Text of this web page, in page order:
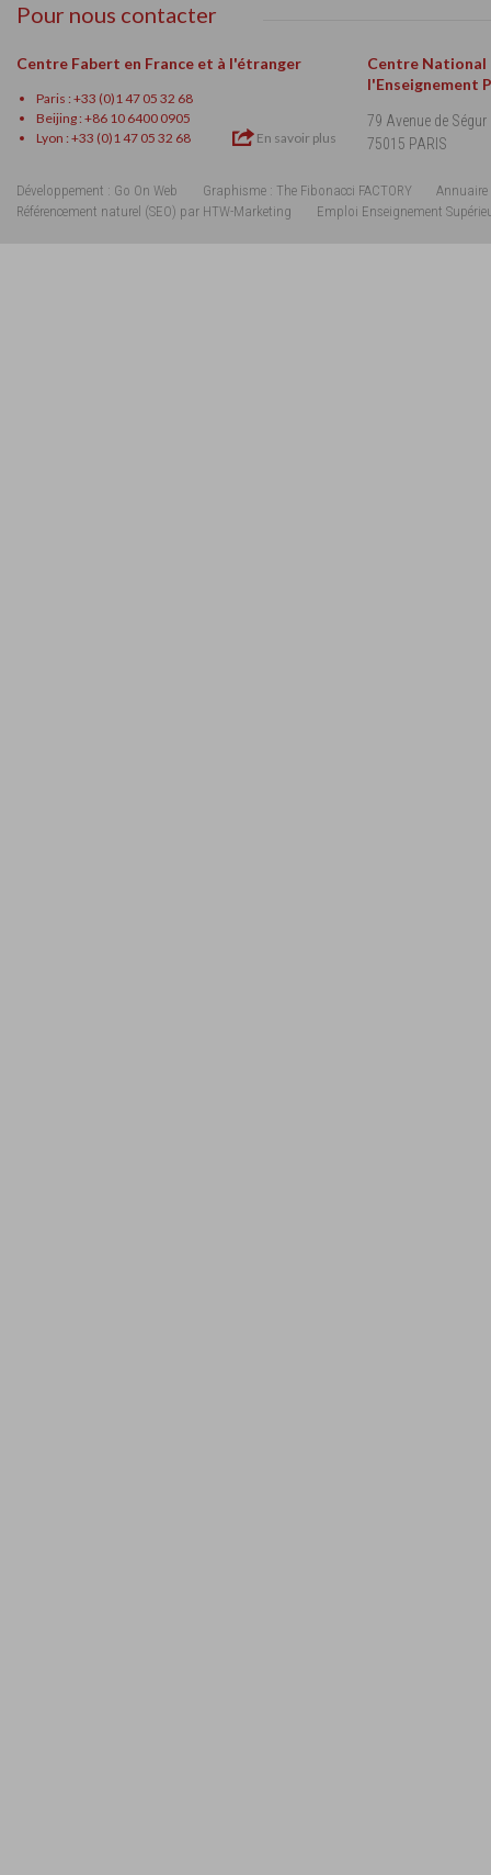
Pour nous contacter
Centre Fabert en France et à l'étranger
Paris : +33 (0)1 47 05 32 68
Beijing : +86 10 6400 0905
Lyon : +33 (0)1 47 05 32 68
En savoir plus
Centre National
l'Enseignement
79 Avenue de Ségur
75015 PARIS
Développement : Go On Web Graphisme : The Fibonacci FACTORY
Annuaire
Référencement naturel (SEO) par HTW-Marketing
Emploi Enseignement